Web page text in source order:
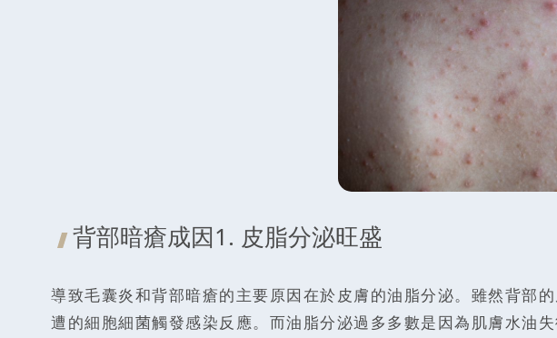
背部暗瘡成因1. 皮脂分泌旺盛
導致毛囊炎和背部暗瘡的主要原因在於皮膚的油脂分泌。雖然背部
遭的細胞細菌觸發感染反應。而油脂分泌過多多數是因為肌膚水油